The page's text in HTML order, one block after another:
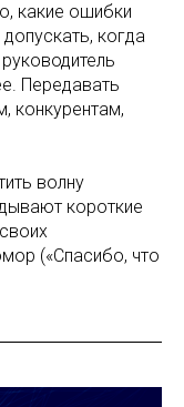
какие ошибки
когда
Передавать
конкурентам,
волну
короткие
(«Спасибо, что